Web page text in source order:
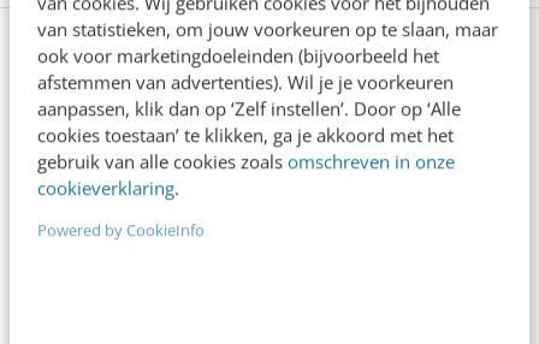
van statistieken, om jouw voorkeuren op te slaan, maar
ook voor marketingdoeleinden (bijvoorbeeld het
afstemmen van advertenties). Wil je je voorkeuren
aanpassen, klik dan op ‘Zelf instellen’. Door op ‘Alle
cookies toestaan’ te klikken, ga je akkoord met het
gebruik van alle cookies zoals omschreven in onze
cookieverklaring.
Powered by CookieInfo
Stel je eigen opleiding samen: 5, 6
of 7 dagen leren
Heb jij interesse in het volgen van meerdere
Frankwatching-trainingen? Kies dan voor 5, 6 of 7
dagen leren en stel je eigen opleiding samen. Je